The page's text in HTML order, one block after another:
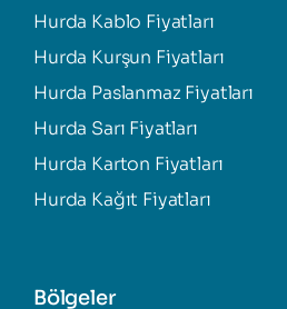
Hurda Kablo Fiyatları
Hurda Kurşun Fiyatları
Hurda Paslanmaz Fiyatları
Hurda Sarı Fiyatları
Hurda Karton Fiyatları
Hurda Kağıt Fiyatları
Bölgeler